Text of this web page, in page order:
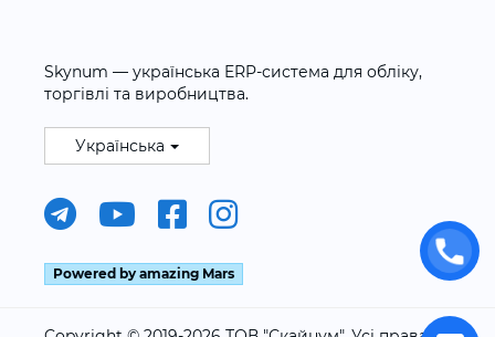
Skynum — українська ERP-система для обліку,
торгівлі та виробництва.
Українська
Powered by amazing Mars